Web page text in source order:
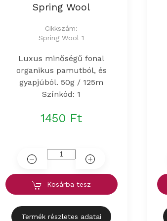
Spring Wool
Cikkszám:
Spring Wool 1
Luxus minőségű fonal
organikus pamutból, és
gyapjúból. 50g / 125m
Színkód: 1
1450 Ft
Kosárba tesz
Termék részletes adatai